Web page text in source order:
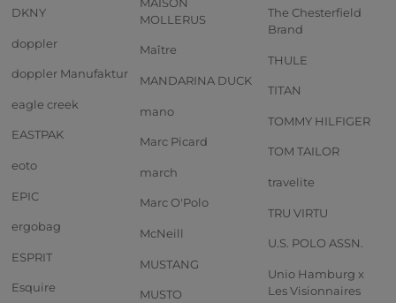
DKNY
doppler
doppler Manufaktur
eagle creek
EASTPAK
eoto
EPIC
ergobag
ESPRIT
Esquire
MOLLERUS
Maître
MANDARINA DUCK
mano
Marc Picard
march
Marc O'Polo
McNeill
MUSTANG
MUSTO
The Chesterfield
Brand
THULE
TITAN
TOMMY HILFIGER
TOM TAILOR
travelite
TRU VIRTU
U.S. POLO ASSN.
Unio Hamburg x
Les Visionnaires